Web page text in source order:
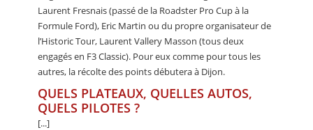
Laurent Fresnais (passé de la Roadster Pro Cup à la
Formule Ford), Eric Martin ou du propre organisateur de
l’Historic Tour, Laurent Vallery Masson (tous deux
engagés en F3 Classic). Pour eux comme pour tous les
autres, la récolte des points débutera à Dijon.
QUELS PLATEAUX, QUELLES AUTOS,
QUELS PILOTES ?
[...]